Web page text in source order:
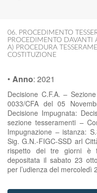
06. PROCEDIMENTO
PROCEDIMENTO DAVANTI
A) PROCEDURA
COSTITUZIONE
• Anno: 2021
Decisione C.F.A. –
0033/CFA del 05
Decisione Impugnata:
sezione tesseramenti –
Impugnazione – istanza:
Sig. G.N.-FIGC-SSD arl
rispetto dei tre giorni è
depositata il sabato 23
per l’udienza del